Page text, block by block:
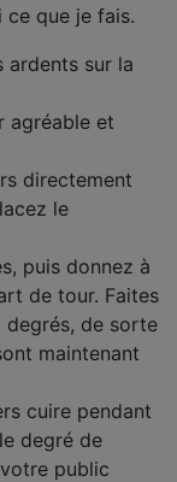
que je fais.
ardents sur la
agréable et
directement
le
puis donnez à
de tour. Faites
degrés, de sorte
maintenant
cuire pendant
degré de
public